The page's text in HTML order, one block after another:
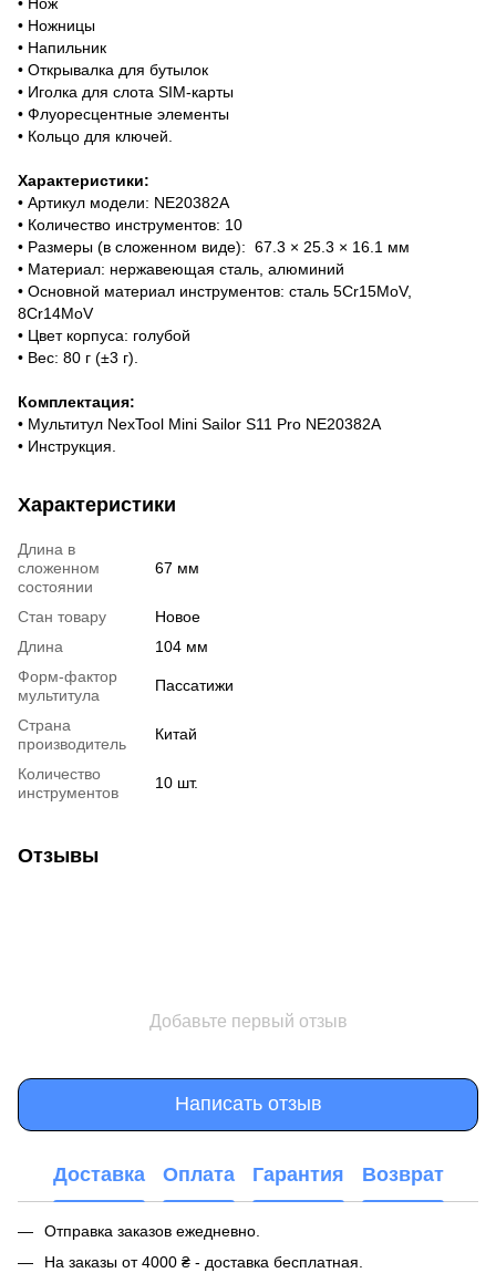
• Ножницы
• Напильник
• Открывалка для бутылок
• Иголка для слота SIM-карты
• Флуоресцентные элементы
• Кольцо для ключей.
Характеристики:
• Артикул модели: NE20382A
• Количество инструментов: 10
• Размеры (в сложенном виде): 67.3 × 25.3 × 16.1 мм
• Материал: нержавеющая сталь, алюминий
• Основной материал инструментов: сталь 5Cr15MoV,
8Cr14MoV
• Цвет корпуса: голубой
• Вес: 80 г (±3 г).
Комплектация:
• Мультитул NexTool Mini Sailor S11 Pro NE20382A
• Инструкция.
Характеристики
Длина в
сложенном
состоянии
67 мм
Стан товару
Новое
Длина
104 мм
Форм-фактор
мультитула
Пассатижи
Страна
производитель
Китай
Количество
инструментов
10 шт.
Отзывы
Добавьте первый отзыв
Написать отзыв
Доставка Оплата Гарантия Возврат
Отправка заказов ежедневно.
На заказы от 4000 ₴ - доставка бесплатная.